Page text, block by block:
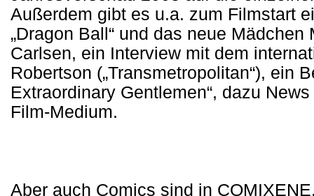
Außerdem gibt es u.a. zum Filmstart
„Dragon Ball“ und das neue Mädchen
Carlsen, ein Interview mit dem
Robertson („Transmetropolitan“), ein
Extraordinary Gentlemen“, dazu
Film-Medium.
Aber auch Comics sind in